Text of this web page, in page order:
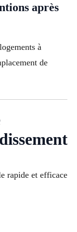
après
à
de
rapide et efficace